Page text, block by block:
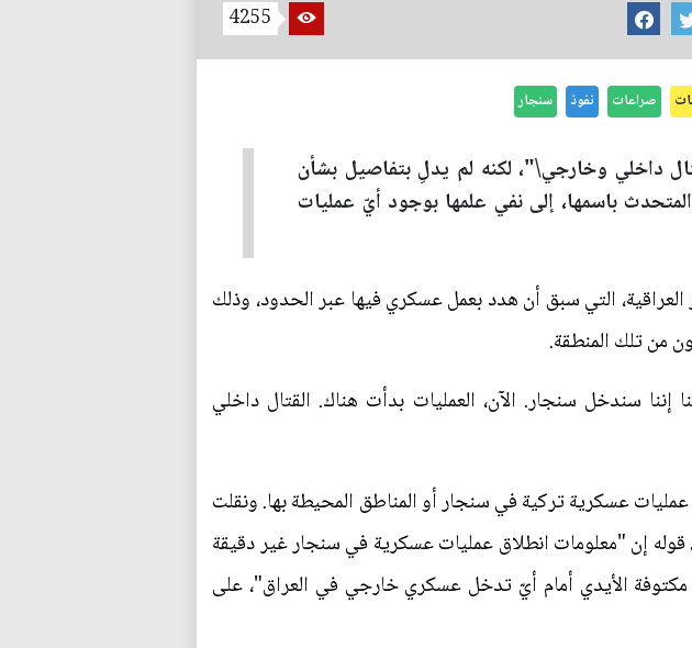
4255
صراعات نفوذ سنجار
داخلي وخارجي\"، لكنه لم يدلِ بتفاصيل بشأن
المتحدث باسمها، إلى نفي علمها بوجود أيّ عمليات
التي سبق أن هدد بعمل عسكري فيها عبر الحدود، وذلك
من تلك المنطقة.
سندخل سنجار. الآن، العمليات بدأت هناك. القتال داخلي
عسكرية تركية في سنجار أو المناطق المحيطة بها. ونقلت
قوله إن "معلومات انطلاق عمليات عسكرية في سنجار غير دقيقة
مكتوفة الأيدي أمام أيّ تدخل عسكري خارجي في العراق"، على